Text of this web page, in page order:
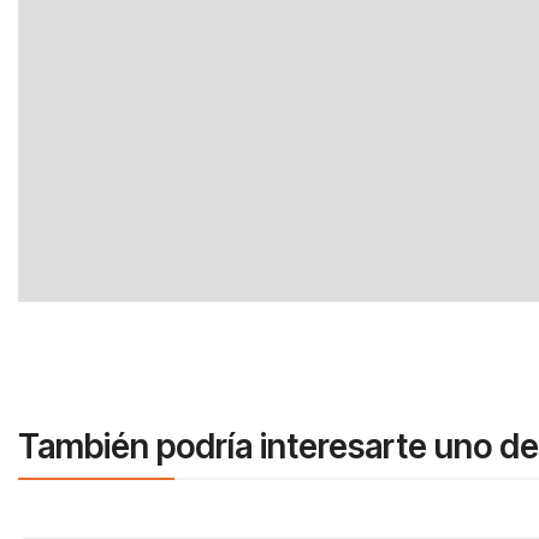
También podría interesarte uno